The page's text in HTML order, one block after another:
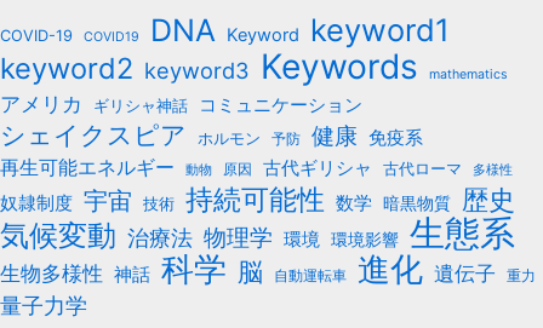
COVID-19 COVID19 DNA Keyword keyword1
keyword2 keyword3 Keywords mathematics
アメリカ ギリシャ神話 コミュニケーション
シェイクスピア ホルモン 予防 健康 免疫系
再生可能エネルギー
動物 原因 古代ギリシャ 古代ローマ 多様性
奴隷制度 宇宙 技術 持続可能性 数学 暗黒物質 歴史
気候変動 治療法 物理学 環境 環境影響 生態系
生物多様性 神話 科学 脳 自動運転車 進化 遺伝子 重力
量子力学